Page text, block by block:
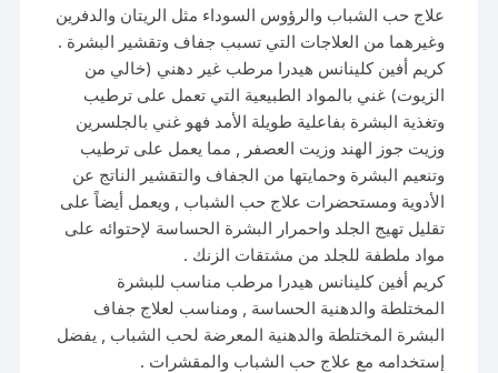
علاج حب الشباب والرؤوس السوداء مثل الريتان والدفرين
وغيرهما من العلاجات التي تسبب جفاف وتقشير البشرة .
كريم أفين كلينانس هيدرا مرطب غير دهني (خالي من
الزيوت) غني بالمواد الطبيعية التي تعمل على ترطيب
وتغذية البشرة بفاعلية طويلة الأمد فهو غني بالجلسرين
وزيت جوز الهند وزيت العصفر , مما يعمل على ترطيب
وتنعيم البشرة وحمايتها من الجفاف والتقشير الناتج عن
الأدوية ومستحضرات علاج حب الشباب , ويعمل أيضاً على
تقليل تهيج الجلد واحمرار البشرة الحساسة لإحتوائه على
مواد ملطفة للجلد من مشتقات الزنك .
كريم أفين كلينانس هيدرا مرطب مناسب للبشرة
المختلطة والدهنية الحساسة , ومناسب لعلاج جفاف
البشرة المختلطة والدهنية المعرضة لحب الشباب , يفضل
إستخدامه مع علاج حب الشباب والمقشرات .